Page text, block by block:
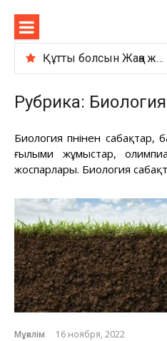
содержимому
Құтты болсын Жаңа жыл қазақша сценарий
Рубрика: Биология
Биология пәнінен
ғылыми жұмыстар,
жоспарлары. Биология
Мұғалім 16 ноября, 2022